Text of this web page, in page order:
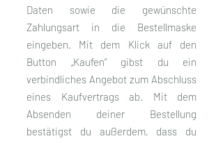
Daten sowie die gewünschte
Zahlungsart in die Bestellmaske
eingeben. Mit dem Klick auf den
Button „Kaufen“ gibst du ein
verbindliches Angebot zum Abschluss
eines Kaufvertrags ab. Mit dem
Absenden deiner Bestellung
bestätigst du außerdem, dass du